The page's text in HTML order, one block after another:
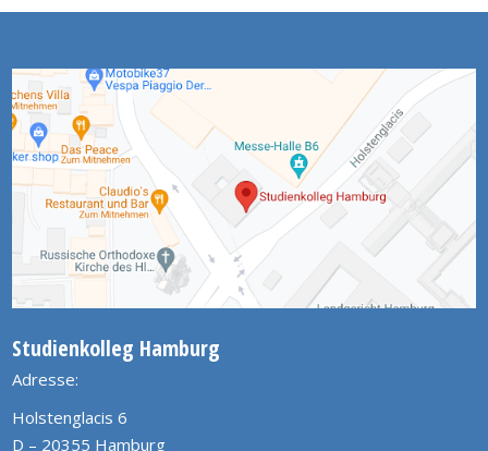
Studienkolleg Hamburg
Adresse:
Holstenglacis 6
D – 20355 Hamburg